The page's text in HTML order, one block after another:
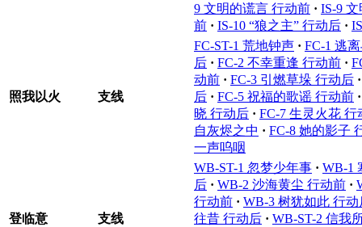
9 文明的谎言 行动前 · IS-9
前 · IS-10 “狼之主” 行动后 ·
照我以火 支线
FC-ST-1 荒地钟声 · FC-1 逃
后 · FC-2 不幸重逢 行动前 ·
动前 · FC-3 引燃草垛 行动后 ·
后 · FC-5 祝福的歌谣 行动前 ·
晓 行动后 · FC-7 生灵火花 行
自灰烬之中 · FC-8 她的影子
一声呜咽
登临意 支线
WB-ST-1 忽梦少年事 · WB-1
后 · WB-2 沙海黄尘 行动前 ·
行动前 · WB-3 树犹如此 行动
往昔 行动后 · WB-ST-2 信我